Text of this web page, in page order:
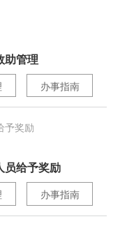
助管理
办事指南
予奖励
员给予奖励
办事指南